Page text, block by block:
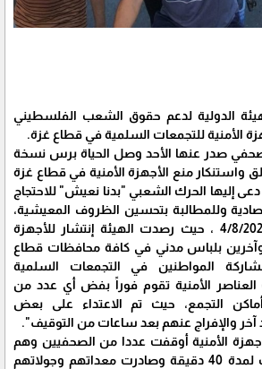
الدولية لدعم حقوق الشعب الفلسطيني
الأمنية للتجمعات السلمية في قطاع غزة.
صحفي صدر عنها الأحد وصل الحياة برس نسخة
واستنكار منع الأجهزة الأمنية في قطاع غزة
إليها الحرك الشعبي "بدنا نعيش" للاحتجاج
وللمطالبة بتحسين الظروف المعيشية،
يوم الجمعة الموافق 4/8/2023 ، حيث رصدت الهيئة إنتشار للأجهزة
وآخرين بلباس مدني في كافة محافظات قطاع
المواطنين في التجمعات السلمية
الأمنية تقوم فوراً بفض أي عدد من
التجمع، حيث تم الاعتداء على بعض
آخر والإفراج عنهم بعد ساعات من التوقيف".
الأمنية أوقفت عددا من الصحفيين وهم
محمد البابا وبشار طالب لمدة 40 دقيقة وصادرت معداتهم وجولاتهم